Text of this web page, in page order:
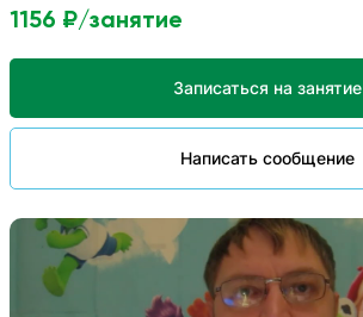
1156 ₽/занятие
Записаться на занятие
Написать сообщение